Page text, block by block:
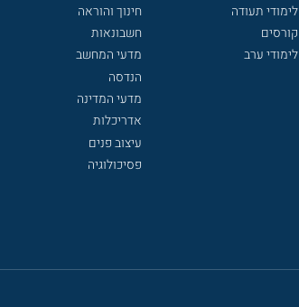
לימודי תעודה
קורסים
לימודי ערב
חינוך והוראה
חשבונאות
מדעי המחשב
הנדסה
מדעי המדינה
אדריכלות
עיצוב פנים
פסיכולוגיה